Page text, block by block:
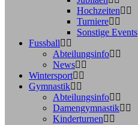
Hochzeiten
Turniere
Sonstige Events
Fussball
Abteilungsinfo
News
Wintersport
Gymnastik
Abteilungsinfo
Damengymnastik
Kinderturnen